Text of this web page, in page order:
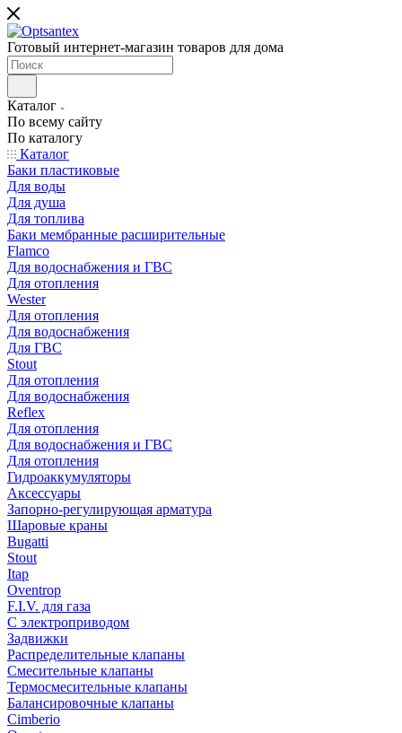
Готовый интернет-магазин товаров для дома
Каталог
По всему сайту
По каталогу
Каталог
Баки пластиковые
Для воды
Для душа
Для топлива
Баки мембранные расширительные
Flamco
Для водоснабжения и ГВС
Для отопления
Wester
Для отопления
Для водоснабжения
Для ГВС
Stout
Для отопления
Для водоснабжения
Reflex
Для отопления
Для водоснабжения и ГВС
Для отопления
Гидроаккумуляторы
Аксессуары
Запорно-регулирующая арматура
Шаровые краны
Bugatti
Stout
Itap
Oventrop
F.I.V. для газа
С электроприводом
Задвижки
Распределительные клапаны
Cмесительные клапаны
Термосмесительные клапаны
Балансировочные клапаны
Cimberio